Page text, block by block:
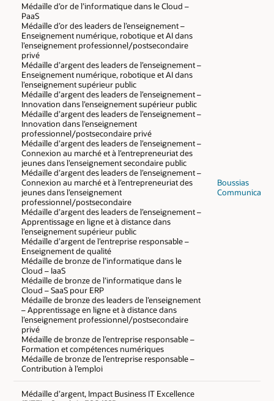
Médaille d’or de l’informatique dans le Cloud –
PaaS
Médaille d’or des leaders de l’enseignement –
Enseignement numérique, robotique et AI dans
l’enseignement professionnel/postsecondaire
privé
Médaille d’argent des leaders de l’enseignement –
Enseignement numérique, robotique et AI dans
l’enseignement supérieur public
Médaille d’argent des leaders de l’enseignement –
Innovation dans l’enseignement supérieur public
Médaille d’argent des leaders de l’enseignement –
Innovation dans l’enseignement
professionnel/postsecondaire privé
Médaille d’argent des leaders de l’enseignement –
Connexion au marché et à l’entrepreneuriat des
jeunes dans l’enseignement secondaire public
Médaille d’argent des leaders de l’enseignement –
Connexion au marché et à l’entrepreneuriat des
jeunes dans l’enseignement
professionnel/postsecondaire
Médaille d’argent des leaders de l’enseignement –
Apprentissage en ligne et à distance dans
l’enseignement supérieur public
Médaille d’argent de l’entreprise responsable –
Enseignement de qualité
Médaille de bronze de l’informatique dans le
Cloud – IaaS
Médaille de bronze de l’informatique dans le
Cloud – SaaS pour ERP
Médaille de bronze des leaders de l’enseignement
– Apprentissage en ligne et à distance dans
l’enseignement professionnel/postsecondaire
privé
Médaille de bronze de l’entreprise responsable –
Formation et compétences numériques
Médaille de bronze de l’entreprise responsable –
Contribution à l’emploi
Boussias
Médaille d’argent, Impact Business IT Excellence